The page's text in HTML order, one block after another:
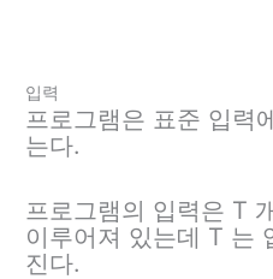
입력
프로그램은 표준 입력
는다.
프로그램의 입력은 T
이루어져 있는데 T 는
진다.